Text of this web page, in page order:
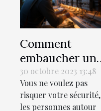
Comment
embaucher un
bon électricien
pour votre
maison ?
30 octobre 2023 13:48
Vous ne voulez pas
risquer votre sécurité,
les personnes autour